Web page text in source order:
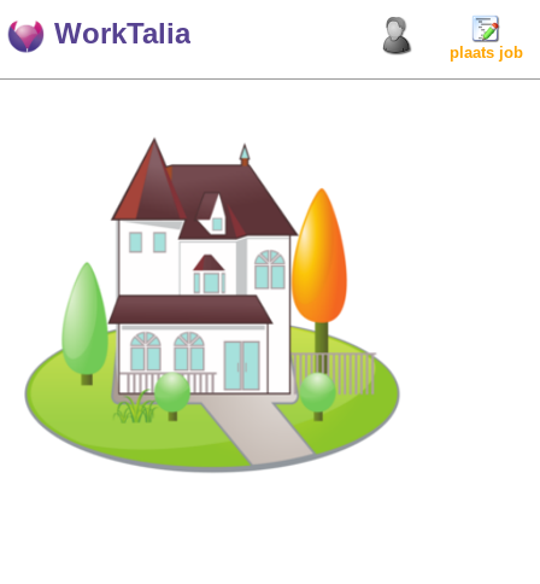
WorkTalia
plaats job